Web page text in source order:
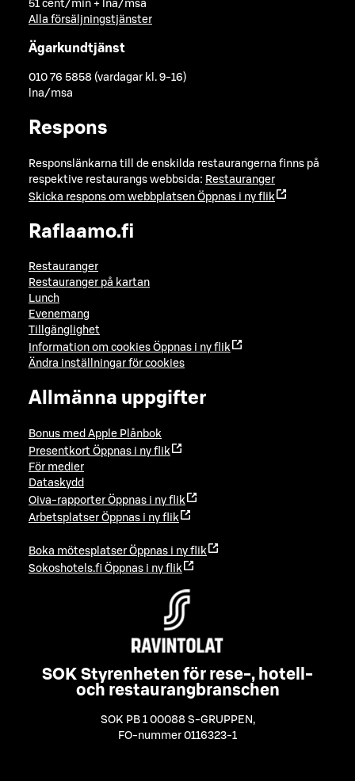
51 cent/min + lna/msa
Alla försäljningstjänster
Ägarkundtjänst
010 76 5858 (vardagar kl. 9-16)
lna/msa
Respons
Responslänkarna till de enskilda restaurangerna finns på
respektive restaurangs webbsida: Restauranger
Skicka respons om webbplatsen Öppnas i ny flik
Raflaamo.fi
Restauranger
Restauranger på kartan
Lunch
Evenemang
Tillgänglighet
Information om cookies Öppnas i ny flik
Ändra inställningar för cookies
Allmänna uppgifter
Bonus med Apple Plånbok
Presentkort Öppnas i ny flik
För medier
Dataskydd
Oiva-rapporter Öppnas i ny flik
Arbetsplatser Öppnas i ny flik
Boka mötesplatser Öppnas i ny flik
Sokoshotels.fi Öppnas i ny flik
SOK Styrenheten för rese-, hotell-
och restaurangbranschen
SOK PB 1 00088 S-GRUPPEN ,
FO-nummer 0116323-1